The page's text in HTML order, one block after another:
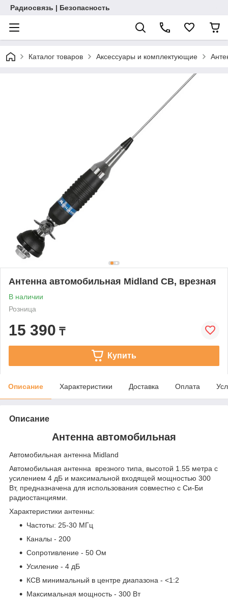
Радиосвязь | Безопасность
Каталог товаров Аксессуары и комплектующие
Антенна автомобильная Midland CB, врезная
В наличии
Розница
15 390 ₸
Купить
Описание Характеристики Доставка Оплата
Описание
Антенна автомобильная
Автомобильная антенна Midland
Автомобильная антенна врезного типа, высотой 1.55 метра с
усилением 4 дБ и максимальной входящей мощностью 300
Вт, предназначена для использования совместно с Си-Би
радиостанциями.
Характеристики антенны:
Частоты: 25-30 МГц
Каналы - 200
Сопротивление - 50 Ом
Усиление - 4 дБ
КСВ минимальный в центре диапазона - <1:2
Максимальная мощность - 300 Вт